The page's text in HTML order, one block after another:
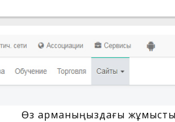
Өз арманыңыздағы